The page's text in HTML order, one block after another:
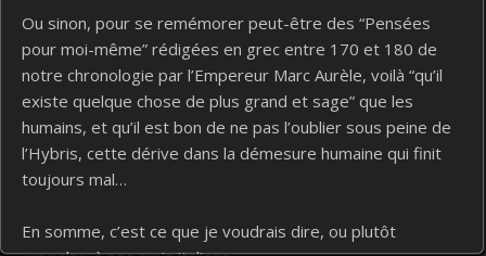
Ou sinon, pour se remémorer peut-être des “Pensées
pour moi-même” rédigées en grec entre 170 et 180 de
notre chronologie par l’Empereur Marc Aurèle, voilà “qu’il
existe quelque chose de plus grand et sage” que les
humains, et qu’il est bon de ne pas l’oublier sous peine de
l’Hybris, cette dérive dans la démesure humaine qui finit
toujours mal…
En somme, c’est ce que je voudrais dire, ou plutôt